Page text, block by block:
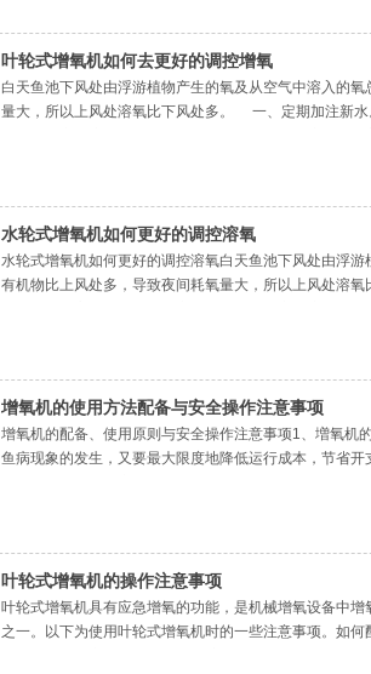
叶轮式增氧机如何去更好的调控增氧
白天鱼池下风处由浮游植物产生的氧及从空气中溶入的
量大，所以上风处溶氧比下风处多。 一、定期加注新水
水轮式增氧机如何更好的调控溶氧
水轮式增氧机如何更好的调控溶氧白天鱼池下风处由浮
有机物比上风处多，导致夜间耗氧量大，所以上风处溶
增氧机的使用方法配备与安全操作注意事项
增氧机的配备、使用原则与安全操作注意事项1、増氧机
鱼病现象的发生，又要最大限度地降低运行成本，节省
叶轮式增氧机的操作注意事项
叶轮式增氧机具有应急增氧的功能，是机械增氧设备中
之一。以下为使用叶轮式增氧机时的一些注意事项。如